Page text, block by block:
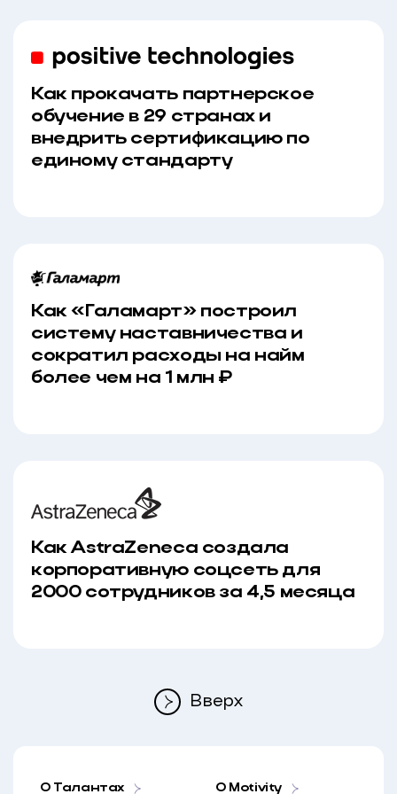
Как прокачать партнерское
обучение в 29 странах и
внедрить сертификацию по
единому стандарту
Как «Галамарт» построил
систему наставничества и
сократил расходы на найм
более чем на 1 млн ₽
Как AstraZeneca создала
корпоративную соцсеть для
2000 сотрудников за 4,5 месяца
Вверх
О Талантах O Motivity